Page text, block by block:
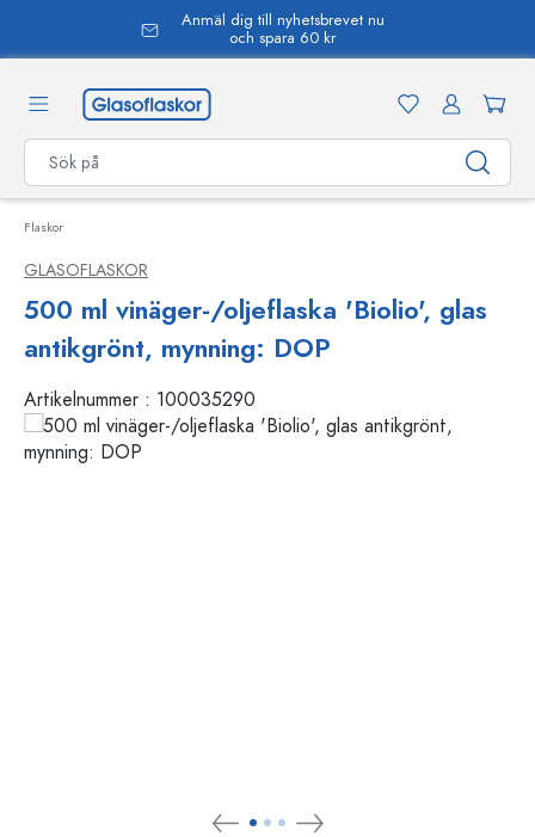
Anmäl dig till nyhetsbrevet nu
och spara 60 kr
Flaskor
GLASOFLASKOR
500 ml vinäger-/oljeflaska 'Biolio', glas
antikgrönt, mynning: DOP
Artikelnummer : 100035290